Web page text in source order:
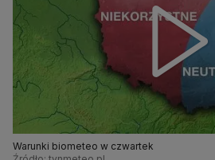
Warunki biometeo w czwartek